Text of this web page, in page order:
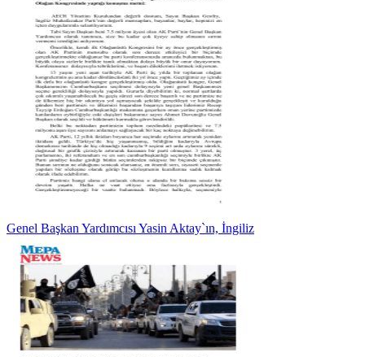
Genel Başkan Yardımcısı Yasin Aktay`ın, İngiliz